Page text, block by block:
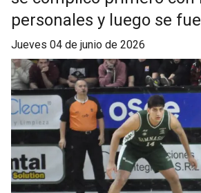
personales y luego se
jueves 04 de junio de 2026